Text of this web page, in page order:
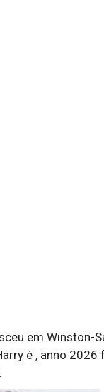
em Winston-
é , anno